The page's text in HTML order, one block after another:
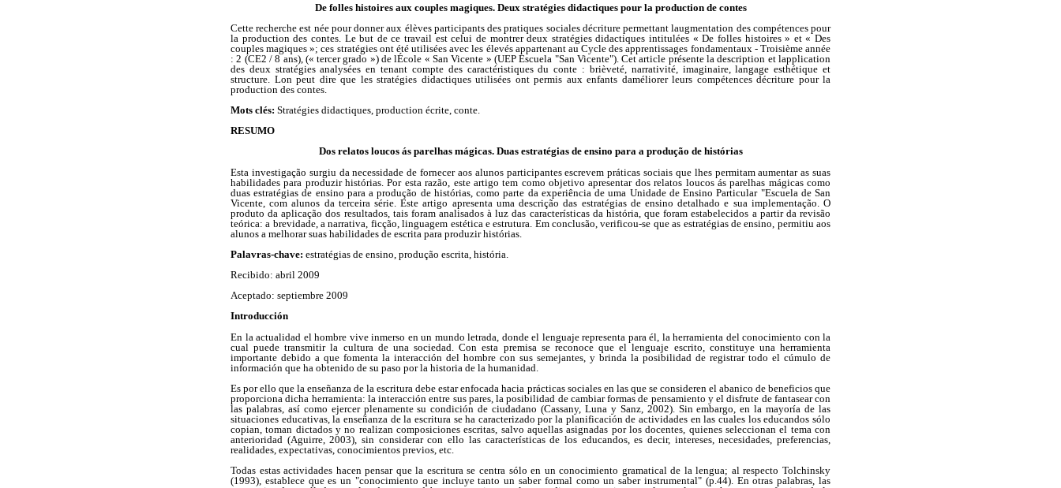
De folles histoires aux couples magiques. Deux stratégies didactiques pour la production de contes
Cette recherche est née pour donner aux élèves participants des pratiques sociales décriture permettant laugmentation des compétences pour
la production des contes. Le but de ce travail est celui de montrer deux stratégies didactiques intitulées « De folles histoires » et « Des
couples magiques »; ces stratégies ont été utilisées avec les élevés appartenant au Cycle des apprentissages fondamentaux - Troisième année
: 2 (CE2 / 8 ans), (« tercer grado ») de lÉcole « San Vicente » (UEP Escuela "San Vicente"). Cet article présente la description et lapplication
des deux stratégies analysées en tenant compte des caractéristiques du conte : brièveté, narrativité, imaginaire, langage esthétique et
structure. Lon peut dire que les stratégies didactiques utilisées ont permis aux enfants daméliorer leurs compétences décriture pour la
production des contes.
Mots clés: Stratégies didactiques, production écrite, conte.
RESUMO
Dos relatos loucos ás parelhas mágicas. Duas estratégias de ensino para a produção de histórias
Esta investigação surgiu da necessidade de fornecer aos alunos participantes escrevem práticas sociais que lhes permitam aumentar as suas
habilidades para produzir histórias. Por esta razão, este artigo tem como objetivo apresentar dos relatos loucos ás parelhas mágicas como
duas estratégias de ensino para a produção de histórias, como parte da experiência de uma Unidade de Ensino Particular "Escuela de San
Vicente, com alunos da terceira série. Este artigo apresenta uma descrição das estratégias de ensino detalhado e sua implementação. O
produto da aplicação dos resultados, tais foram analisados à luz das características da história, que foram estabelecidos a partir da revisão
teórica: a brevidade, a narrativa, ficção, linguagem estética e estrutura. Em conclusão, verificou-se que as estratégias de ensino, permitiu aos
alunos a melhorar suas habilidades de escrita para produzir histórias.
Palavras-chave: estratégias de ensino, produção escrita, história.
Recibido: abril 2009
Aceptado: septiembre 2009
Introducción
En la actualidad el hombre vive inmerso en un mundo letrada, donde el lenguaje representa para él, la herramienta del conocimiento con la
cual puede transmitir la cultura de una sociedad. Con esta premisa se reconoce que el lenguaje escrito, constituye una herramienta
importante debido a que fomenta la interacción del hombre con sus semejantes, y brinda la posibilidad de registrar todo el cúmulo de
información que ha obtenido de su paso por la historia de la humanidad.
Es por ello que la enseñanza de la escritura debe estar enfocada hacia prácticas sociales en las que se consideren el abanico de beneficios que
proporciona dicha herramienta: la interacción entre sus pares, la posibilidad de cambiar formas de pensamiento y el disfrute de fantasear con
las palabras, así como ejercer plenamente su condición de ciudadano (Cassany, Luna y Sanz, 2002). Sin embargo, en la mayoría de las
situaciones educativas, la enseñanza de la escritura se ha caracterizado por la planificación de actividades en las cuales los educandos sólo
copian, toman dictados y no realizan composiciones escritas, salvo aquellas asignadas por los docentes, quienes seleccionan el tema con
anterioridad (Aguirre, 2003), sin considerar con ello las características de los educandos, es decir, intereses, necesidades, preferencias,
realidades, expectativas, conocimientos previos, etc.
Todas estas actividades hacen pensar que la escritura se centra sólo en un conocimiento gramatical de la lengua; al respecto Tolchinsky
(1993), establece que es un "conocimiento que incluye tanto un saber formal como un saber instrumental" (p.44). En otras palabras, las